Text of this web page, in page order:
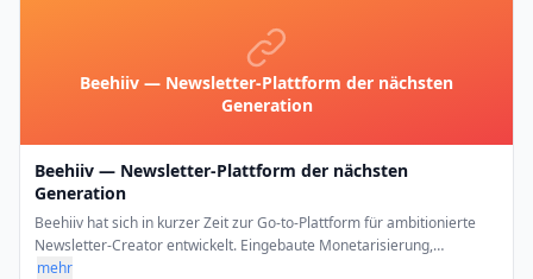
Beehiiv — Newsletter-Plattform der nächsten
Generation
Beehiiv — Newsletter-Plattform der nächsten
Generation
Beehiiv hat sich in kurzer Zeit zur Go-to-Plattform für ambitionierte
Newsletter-Creator entwickelt. Eingebaute Monetarisierung,
Empfehlungsprogramm und starke Analytics.
mehr